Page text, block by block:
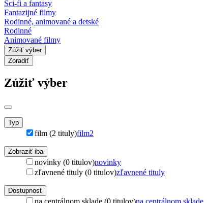
Sci-fi a fantasy
Fantazijné filmy
Rodinné, animované a detské
Rodinné
Animované filmy
Zúžiť výber
Zoradiť
Zúžiť výber
Typ
film (2 tituly)film2
Zobraziť iba
novinky (0 titulov)novinky
zľavnené tituly (0 titulov)zľavnené tituly
Dostupnosť
na centrálnom sklade (0 titulov)na centrálnom sklade